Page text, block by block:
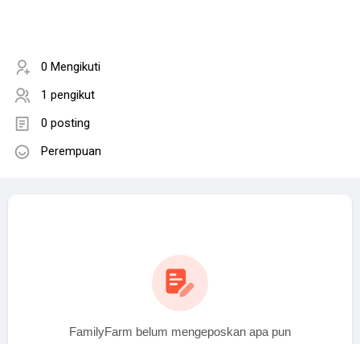
0 Mengikuti
1 pengikut
0 posting
Perempuan
FamilyFarm belum mengeposkan apa pun